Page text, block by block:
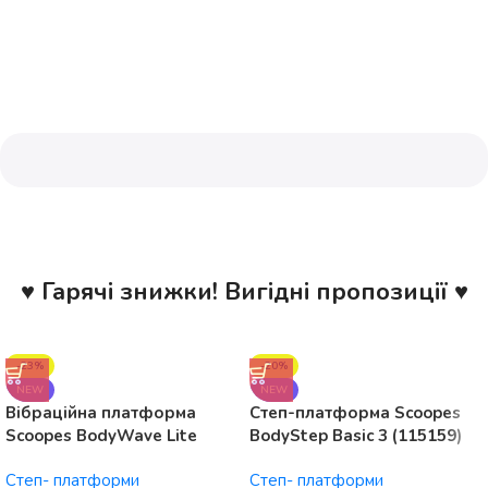
♥ Гарячі знижки! Вигідні пропозиції ♥
-23%
NEW
Вібраційна платформа
Scoopes BodyWave Lite
Степ- платформи
-20%
NEW
Степ-платформа Scoopes
BodyStep Basic 3 (115159)
рівні
Степ- платформи